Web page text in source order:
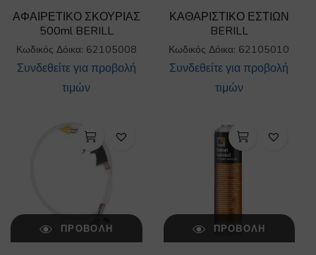
ΑΦΑΙΡΕΤΙΚΟ ΣΚΟΥΡΙΑΣ
500ml BERILL
Κωδικός Δόικα: 62105008
Συνδεθείτε για προβολή
τιμών
ΚΑΘΑΡΙΣΤΙΚΟ ΕΣΤΙΩΝ
BERILL
Κωδικός Δόικα: 62105010
Συνδεθείτε για προβολή
τιμών
ΠΡΟΒΟΛΉ ΠΡΟΒΟΛΉ